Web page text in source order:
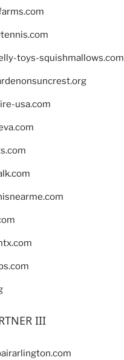
toys-squishmallows.com
usa.com
III